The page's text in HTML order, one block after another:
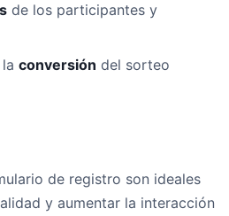
de los participantes y
conversión del sorteo
de registro son ideales
y aumentar la interacción